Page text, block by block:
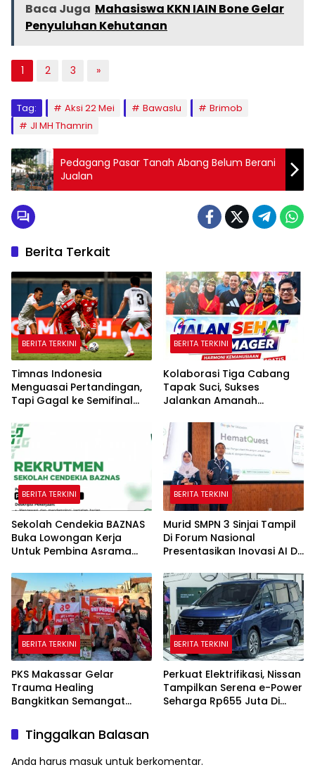
Baca Juga Mahasiswa KKN IAIN Bone Gelar
Penyuluhan Kehutanan
1 2 3 »
Tag: Aksi 22 Mei Bawaslu
Brimob
Jl MH Thamrin
Pedagang Pasar Tanah Abang Belum Berani
Jualan
Berita Terkait
BERITA TERKINI
Timnas Indonesia
Menguasai Pertandingan,
Tapi Gagal ke Semifinal
BERITA TERKINI
Kolaborasi Tiga Cabang
Tapak Suci, Sukses
Jalankan Amanah
Gubernur Sulawesi Selatan
BERITA TERKINI
Sekolah Cendekia BAZNAS
Buka Lowongan Kerja
Untuk Pembina Asrama
BERITA TERKINI
Murid SMPN 3 Sinjai Tampil
Di Forum Nasional
Presentasikan Inovasi AI Di
BERITA TERKINI
PKS Makassar Gelar
Trauma Healing
Bangkitkan Semangat
BERITA TERKINI
Perkuat Elektrifikasi, Nissan
Tampilkan Serena e-Power
Seharga Rp655 Juta Di
Tinggalkan Balasan
Anda harus masuk untuk berkomentar.